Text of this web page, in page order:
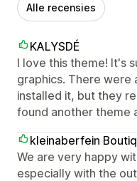
Alle recensies
KALYSDÉ
I love this theme! It's
graphics. There were
installed it, but they
found another theme
kleinaberfein
We are very happy
especially with the